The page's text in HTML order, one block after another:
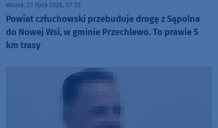
wtorek, 21 lipca 2026, 07:55
Powiat człuchowski przebuduje drogę z Sąpolna
do Nowej Wsi, w gminie Przechlewo. To prawie 5
km trasy